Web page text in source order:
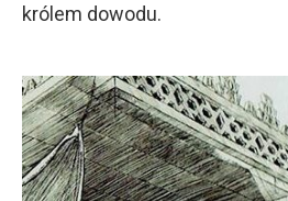
królem dowodu.